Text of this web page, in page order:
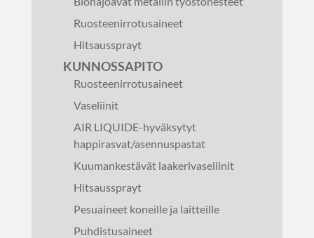
Ruosteenirrotusaineet
Hitsaussprayt
KUNNOSSAPITO
Ruosteenirrotusaineet
Vaseliinit
AIR LIQUIDE-hyväksytyt
happirasvat/asennuspastat
Kuumankestävät laakerivaseliinit
Hitsaussprayt
Pesuaineet koneille ja laitteille
Puhdistusaineet